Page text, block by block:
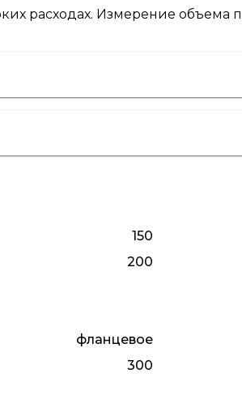
расходах. Измерение объема
150
200
фланцевое
300